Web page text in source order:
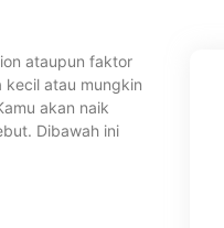
ataupun faktor
atau mungkin
akan naik
Dibawah ini